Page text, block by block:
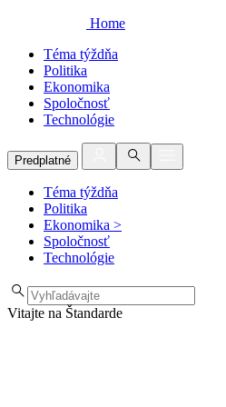
Home
Téma týždňa
Politika
Ekonomika
Spoločnosť
Technológie
Predplatné
Téma týždňa
Politika
Ekonomika >
Spoločnosť
Technológie
Vitajte na Štandarde